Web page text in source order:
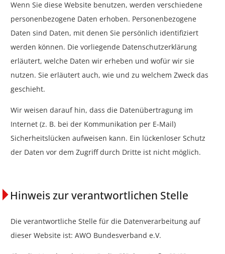
Wenn Sie diese Website benutzen, werden verschiedene
personenbezogene Daten erhoben. Personenbezogene
Daten sind Daten, mit denen Sie persönlich identifiziert
werden können. Die vorliegende Datenschutzerklärung
erläutert, welche Daten wir erheben und wofür wir sie
nutzen. Sie erläutert auch, wie und zu welchem Zweck das
geschieht.
Wir weisen darauf hin, dass die Datenübertragung im
Internet (z. B. bei der Kommunikation per E-Mail)
Sicherheitslücken aufweisen kann. Ein lückenloser Schutz
der Daten vor dem Zugriff durch Dritte ist nicht möglich.
Hinweis zur verantwortlichen Stelle
Die verantwortliche Stelle für die Datenverarbeitung auf
dieser Website ist: AWO Bundesverband e.V.